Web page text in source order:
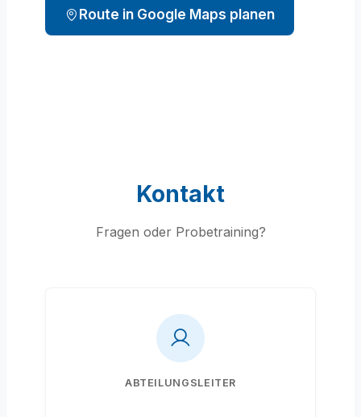
Route in Google Maps planen
Kontakt
Fragen oder Probetraining?
ABTEILUNGSLEITER